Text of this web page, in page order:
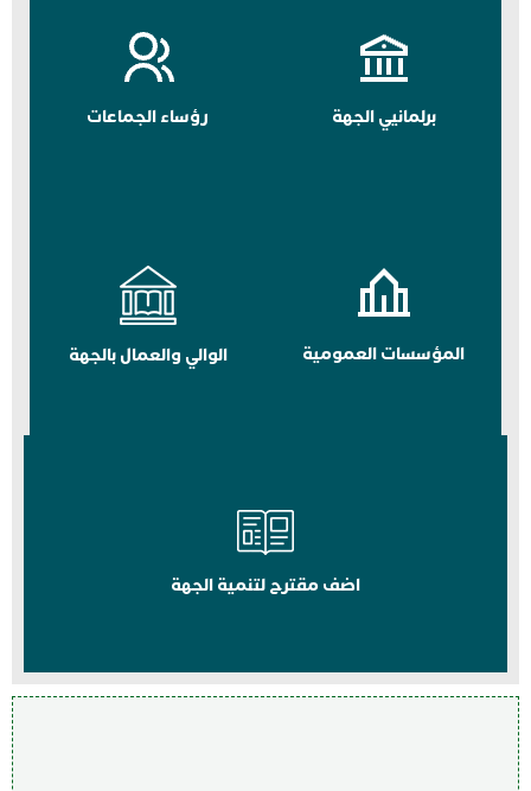
برلمانيي الجهة رؤساء الجماعات
المؤسسات العمومية الوالي والعمال بالجهة
اضف مقترح لتنمية الجهة